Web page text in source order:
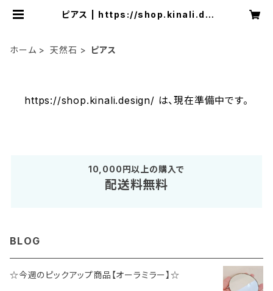
ピアス | https://shop.kinali.de
ホーム 天然石 ピアス
https://shop.kinali.design/ は、現在準備中です。
10,000円以上の購入で
配送料無料
BLOG
☆今週のピックアップ商品【オーラミラー】☆